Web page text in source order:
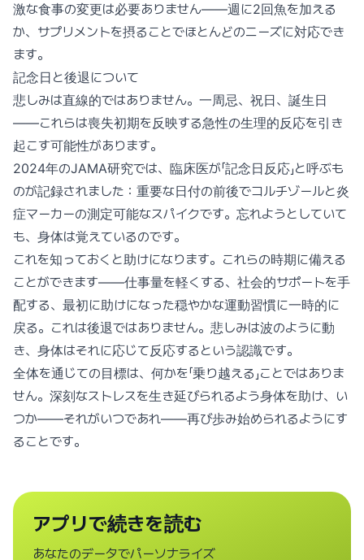
激な食事の変更は必要ありません——週に2回魚を加える
か、サプリメントを摂ることでほとんどのニーズに対応でき
ます。
記念日と後退について
悲しみは直線的ではありません。一周忌、祝日、誕生日
——これらは喪失初期を反映する急性の生理的反応を引き
起こす可能性があります。
2024年のJAMA研究では、臨床医が「記念日反応」と呼ぶも
のが記録されました：重要な日付の前後でコルチゾールと炎
症マーカーの測定可能なスパイクです。忘れようとしていて
も、身体は覚えているのです。
これを知っておくと助けになります。これらの時期に備える
ことができます——仕事量を軽くする、社会的サポートを手
配する、最初に助けになった穏やかな運動習慣に一時的に
戻る。これは後退ではありません。悲しみは波のように動
き、身体はそれに応じて反応するという認識です。
全体を通じての目標は、何かを「乗り越える」ことではありま
せん。深刻なストレスを生き延びられるよう身体を助け、い
つか——それがいつであれ——再び歩み始められるようにす
ることです。
アプリで続きを読む
あなたのデータでパーソナライズ